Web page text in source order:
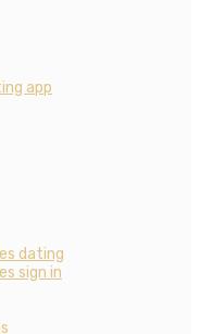
app
dating
sign in